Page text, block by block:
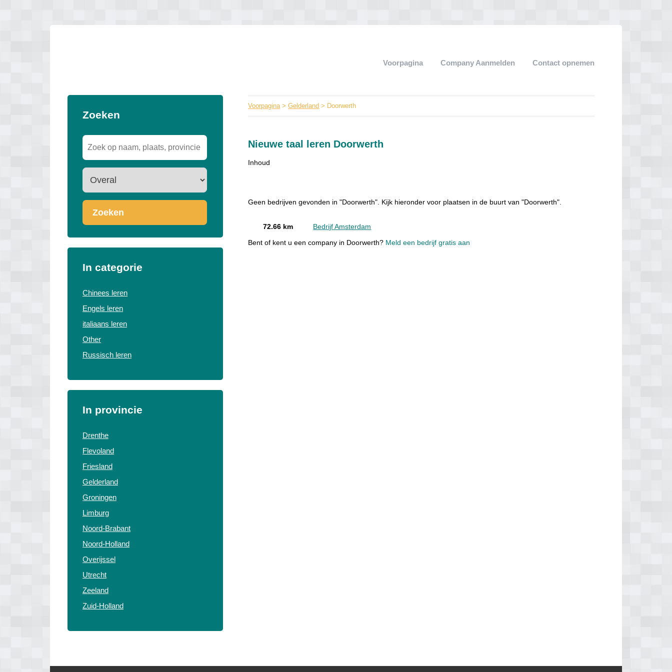
Voorpagina Company Aanmelden Contact opnemen
Zoeken
Zoeken
In categorie
Chinees leren
Engels leren
italiaans leren
Other
Russisch leren
In provincie
Drenthe
Flevoland
Friesland
Gelderland
Groningen
Limburg
Noord-Brabant
Noord-Holland
Overijssel
Utrecht
Zeeland
Zuid-Holland
Voorpagina>Gelderland > Doorwerth
Nieuwe taal leren Doorwerth
Inhoud
Geen bedrijven gevonden in "Doorwerth". Kijk hieronder voor plaatsen in de buurt van "Doorwerth".
72.66 km Bedrijf Amsterdam
Bent of kent u een company in Doorwerth? Meld een bedrijf gratis aan